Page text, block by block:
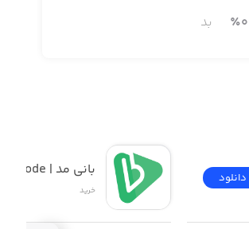
٪0 بد
دانلود بانی مد | Banimode
خرید